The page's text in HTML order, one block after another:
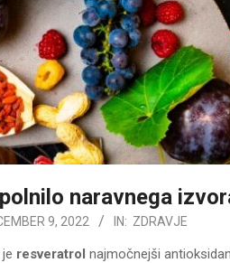
naravnega
9, 2022 IN: ZDRAVJE
resveratrol najmočnejši